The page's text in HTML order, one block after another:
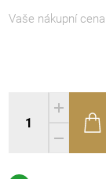
Vaše nákupní cena